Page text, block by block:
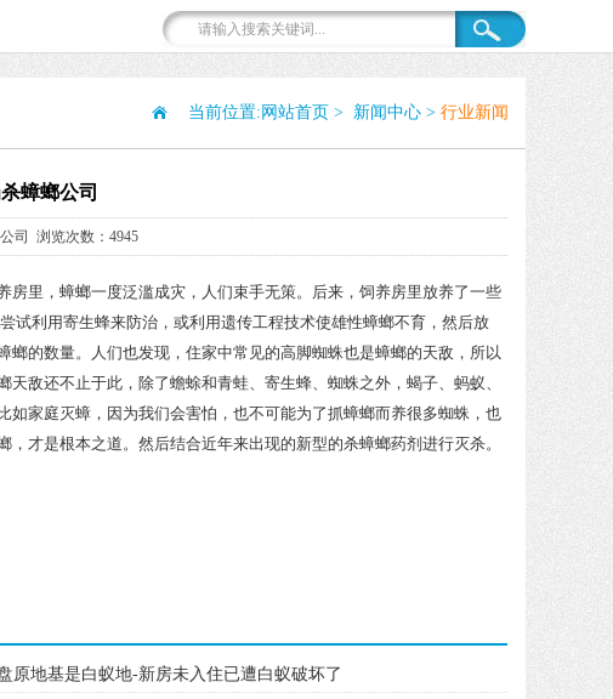
当前位置: 网站首页 > 新闻中心 > 行业新闻
蟑螂公司
司 浏览次数：4945
里，蟑螂一度泛滥成灾，人们束手无策。后来，饲养房里放养了一些
试利用寄生蜂来防治，或利用遗传工程技术使雄性蟑螂不育，然后放
的数量。人们也发现，住家中常见的高脚蜘蛛也是蟑螂的天敌，所以
敌还不止于此，除了蟾蜍和青蛙、寄生蜂、蜘蛛之外，蝎子、蚂蚁、
家庭灭蟑，因为我们会害怕，也不可能为了抓蟑螂而养很多蜘蛛，也
才是根本之道。然后结合近年来出现的新型的杀蟑螂药剂进行灭杀。
原地基是白蚁地-新房未入住已遭白蚁破坏了